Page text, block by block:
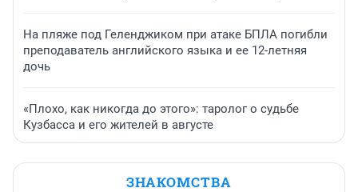
На пляже под Геленджиком при атаке БПЛА погибли
преподаватель английского языка и ее 12-летняя
дочь
«Плохо, как никогда до этого»: таролог о судьбе
Кузбасса и его жителей в августе
ЗНАКОМСТВА